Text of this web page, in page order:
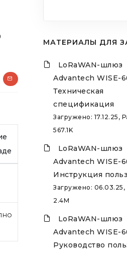
МАТЕРИАЛЫ ДЛЯ
LoRaWAN-шлюз
Advantech WISE-
Техническая
спецификация
Загружено: 17.12.25,
567.1K
LoRaWAN-шлюз
Advantech WISE-
Инструкция
Загружено: 06.03.25,
2.4M
LoRaWAN-шлюз
Advantech WISE-
Руководство